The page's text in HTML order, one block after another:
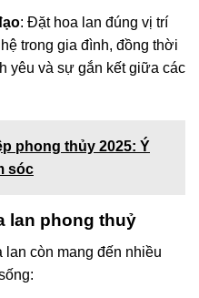
: Đặt hoa lan đúng vị trí
trong gia đình, đồng thời
yêu và sự gắn kết giữa các
phong thủy 2025: Ý
sóc
lan phong thuỷ
lan còn mang đến nhiều